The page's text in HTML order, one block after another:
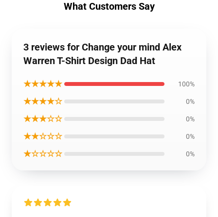
What Customers Say
3 reviews for Change your mind Alex
Warren T-Shirt Design Dad Hat
★★★★★ 100%
★★★★☆ 0%
★★★☆☆ 0%
★★☆☆☆ 0%
★☆☆☆☆ 0%